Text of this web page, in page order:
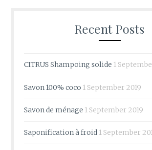
Recent Posts
CITRUS Shampoing solide 1
Savon 100% coco 1 September 2019
Savon de ménage 1 September 2019
Saponification à froid 1 September